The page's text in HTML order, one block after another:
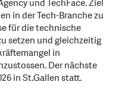
und TechFace. Ziel
in der Tech-Branche zu
für die technische
setzen und gleichzeitig
in
Der nächste
in St.Gallen statt.